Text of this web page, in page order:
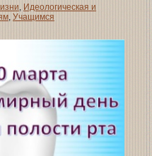
, Идеологическая и
, Учащимся